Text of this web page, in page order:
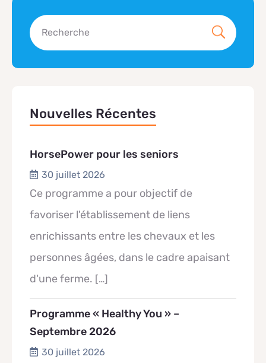
Nouvelles Récentes
HorsePower pour les seniors
30 juillet 2026
Ce programme a pour objectif de
favoriser l'établissement de liens
enrichissants entre les chevaux et les
personnes âgées, dans le cadre apaisant
d'une ferme. […]
Programme « Healthy You » –
Septembre 2026
30 juillet 2026